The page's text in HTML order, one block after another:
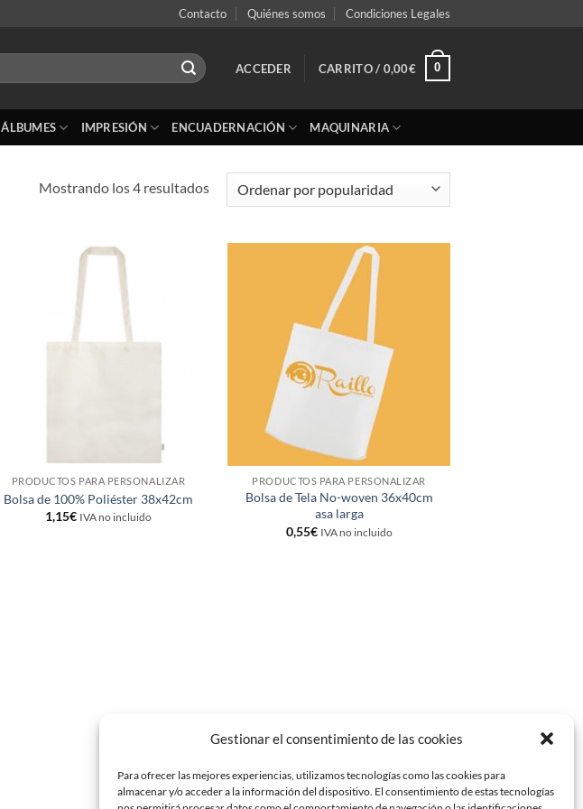
Gestionar el consentimiento de las cookies
Para ofrecer las mejores experiencias, utilizamos tecnologías como las cookies para
almacenar y/o acceder a la información del dispositivo. El consentimiento de estas tecnologías
Contacto Quiénes somos Condiciones Legales
ACCEDER CARRITO / 0,00€ 0
ÁLBUMES IMPRESIÓN ENCUADERNACIÓN MAQUINARIA
Mostrando los 4 resultadosOrdenado
por
PRODUCTOS PARA PERSONALIZAR
Bolsa de 100% Poliéster 38x42cm
1,15€ IVA no incluido
PRODUCTOS PARA PERSONALIZAR
Bolsa de Tela No-woven 36x40cm
asa larga
0,55€ IVA no incluido